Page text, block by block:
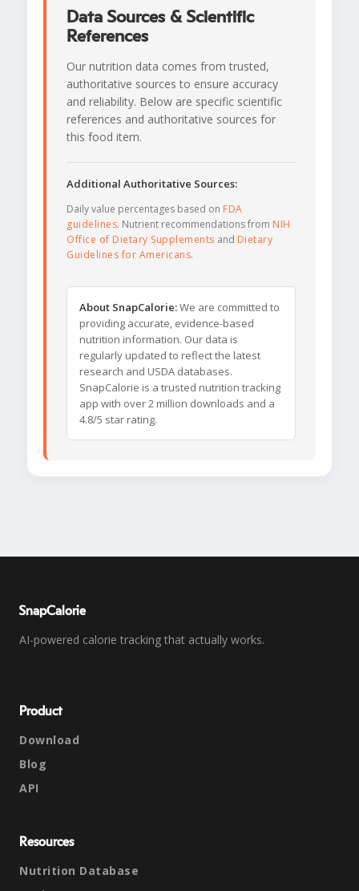
Data Sources & Scientific
References
Our nutrition data comes from trusted,
authoritative sources to ensure accuracy
and reliability. Below are specific scientific
references and authoritative sources for
this food item.
Additional Authoritative Sources:
Daily value percentages based on FDA
guidelines. Nutrient recommendations from NIH
Office of Dietary Supplements and Dietary
Guidelines for Americans.
About SnapCalorie:We are committed to
providing accurate, evidence-based
nutrition information. Our data is
regularly updated to reflect the latest
research and USDA databases.
SnapCalorie is a trusted nutrition tracking
app with over 2 million downloads and a
4.8/5 star rating.
SnapCalorie
AI-powered calorie tracking that actually works.
Product
Download
Blog
API
Resources
Nutrition Database